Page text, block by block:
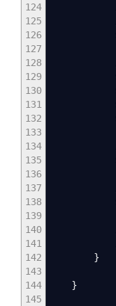
124
125
126
127
128
129
130
131
132
133
134
135
136
137
138
139
140
141
142
143
144
145
}
}